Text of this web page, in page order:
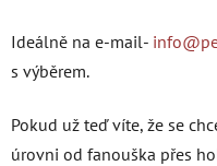
Ideálně na e-mail-
s výběrem.
Pokud už teď víte, že se
úrovni od fanouška přes